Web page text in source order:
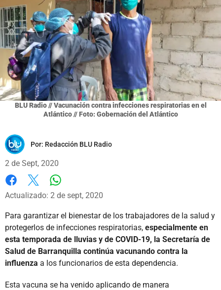
BLU Radio // Vacunación contra infecciones respiratorias en el
Atlántico // Foto: Gobernación del Atlántico
Por: Redacción BLU Radio
2 de Sept, 2020
Facebook
X
Actualizado: 2 de sept, 2020
Para garantizar el bienestar de los trabajadores de la salud y
protegerlos de infecciones respiratorias, especialmente en
esta temporada de lluvias y de COVID-19, la Secretaría de
Salud de Barranquilla continúa vacunando contra la
influenza a los funcionarios de esta dependencia.
Esta vacuna se ha venido aplicando de manera